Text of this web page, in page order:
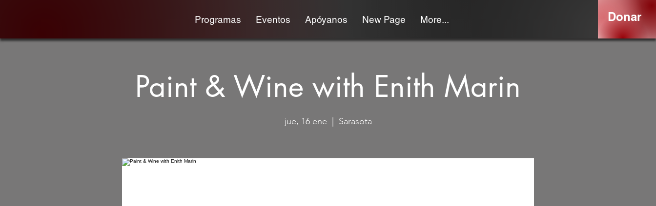
Programas Eventos Apóyanos New Page More... Donar
Paint & Wine with Enith Marin
jue, 16 ene Sarasota